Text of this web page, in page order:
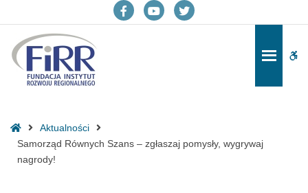
Równych
Szans
zgłaszaj
pomysły,
Fundacja
Instytut
w w w
Strona
główna
Aktualności
Samorząd Równych Szans – zgłaszaj pomysły, wygrywaj
nagrody!